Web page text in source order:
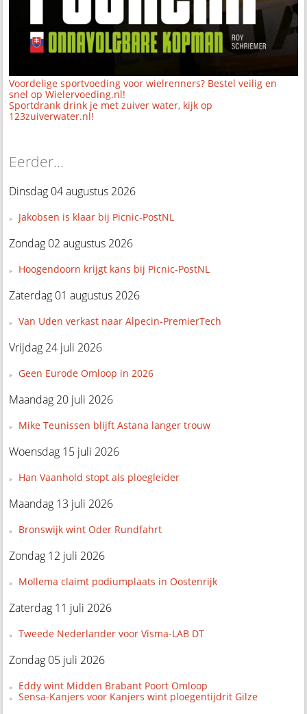
Voordelige sportvoeding voor wielrenners? Bestel veilig en
snel op Wielervoeding.nl!
Sportdrank drink je met zuiver water, kijk op
123zuiverwater.nl!
Eerder...
Dinsdag 04 augustus 2026
Jakobsen is klaar bij Picnic-PostNL
Zondag 02 augustus 2026
Hoogendoorn krijgt kans bij Picnic-PostNL
Zaterdag 01 augustus 2026
Van Uden verkast naar Alpecin-PremierTech
Vrijdag 24 juli 2026
Geen Eurode Omloop in 2026
Maandag 20 juli 2026
Mike Teunissen blijft Astana langer trouw
Woensdag 15 juli 2026
Han Vaanhold stopt als ploegleider
Maandag 13 juli 2026
Bronswijk wint Oder Rundfahrt
Zondag 12 juli 2026
Mollema claimt podiumplaats in Oostenrijk
Zaterdag 11 juli 2026
Tweede Nederlander voor Visma-LAB DT
Zondag 05 juli 2026
Eddy wint Midden Brabant Poort Omloop
Sensa-Kanjers voor Kanjers wint ploegentijdrit Gilze